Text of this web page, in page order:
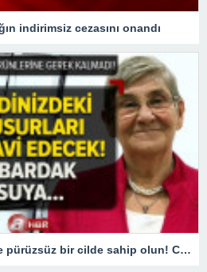
indirimsiz cezasını onandı
Canan Karatay’ın tarifiyle pürüzsüz bir cilde sahip olun! Cilt temizleme ürünlerine gerek kalmadı! 1 bardak suya…